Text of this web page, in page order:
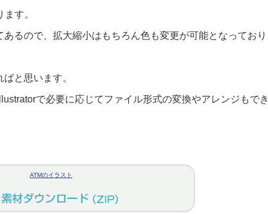
す。
るので、拡大縮小はもちろん色も変更が可能となっており
と思います。
で必要に応じてファイル形式の変換やアレンジもでき
ATMのイラスト